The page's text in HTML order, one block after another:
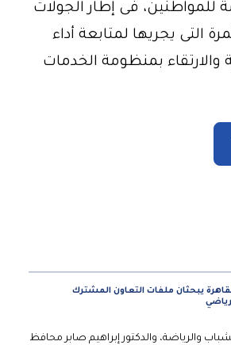
للمواطنين، فى إطار الجولات
التى يجريها لمتابعة أداء
والارتقاء بمنظومة الخدمات
يبحثان ملفات التعاون المشترك
والرياضة، والدكتور إبراهيم صابر محافظ